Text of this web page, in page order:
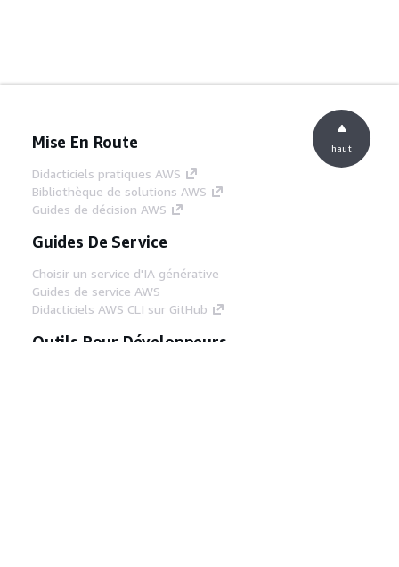
Mise En Route
Didacticiels pratiques AWS
Bibliothèque de solutions AWS
Guides de décision AWS
Guides De Service
Choisir un service d'IA générative
Guides de service AWS
Didacticiels AWS CLI sur GitHub
Outils Pour Développeurs
haut